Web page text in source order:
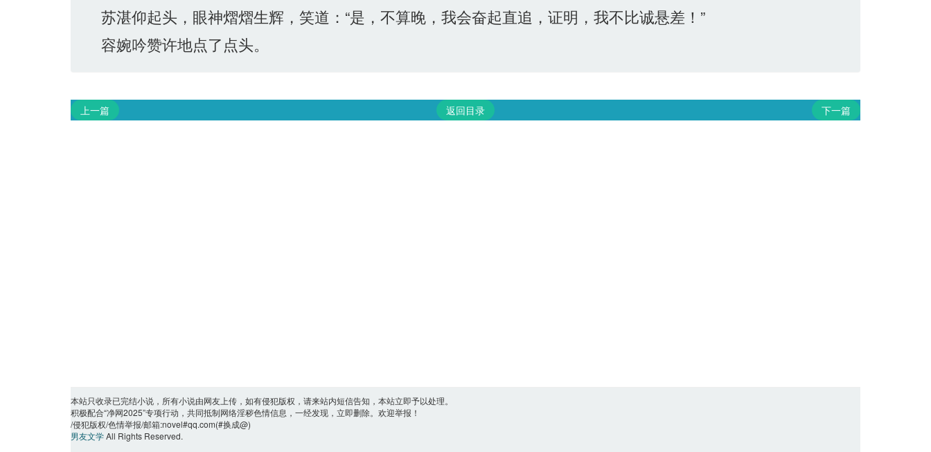
苏湛仰起头，眼神熠熠生辉，笑道：“是，不算晚，我会奋起直追，证明，我不比诚悬差！”
容婉吟赞许地点了点头。
上一篇 返回目录 下一篇
本站只收录已完结小说，所有小说由网友上传，如有侵犯版权，请来站内短信告知，本站立即予以处理。
积极配合“净网2025”专项行动，共同抵制网络淫秽色情信息，一经发现，立即删除。欢迎举报！
/侵犯版权/色情举报/邮箱:novel#qq.com(#换成@)
男友文学All Rights Reserved.